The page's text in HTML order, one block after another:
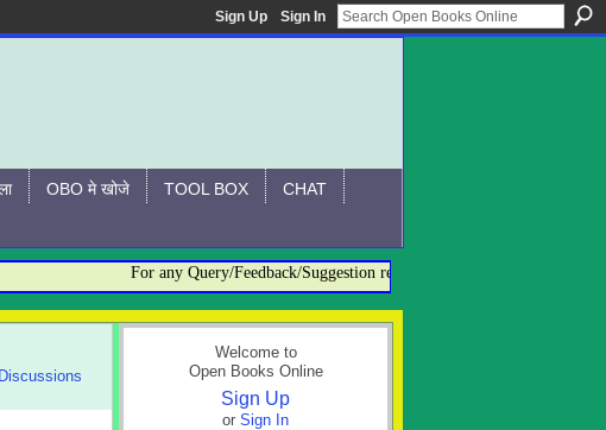
Sign Up Sign In
OBO मे खोजे TOOL BOX CHAT
For any Query/Feedback/Suggestion related to OBO, please contact:-
Discussions
Welcome to
Open Books Online
Sign Up
or Sign In